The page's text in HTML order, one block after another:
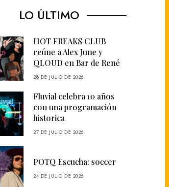
LO ÚLTIMO
HOT FREAKS CLUB
reúne a Alex June y
QLOUD en Bar de René
28 DE JULIO DE 2026
Fluvial celebra 10 años
con una programación
historica
27 DE JULIO DE 2026
POTQ Escucha: soccer
24 DE JULIO DE 2026